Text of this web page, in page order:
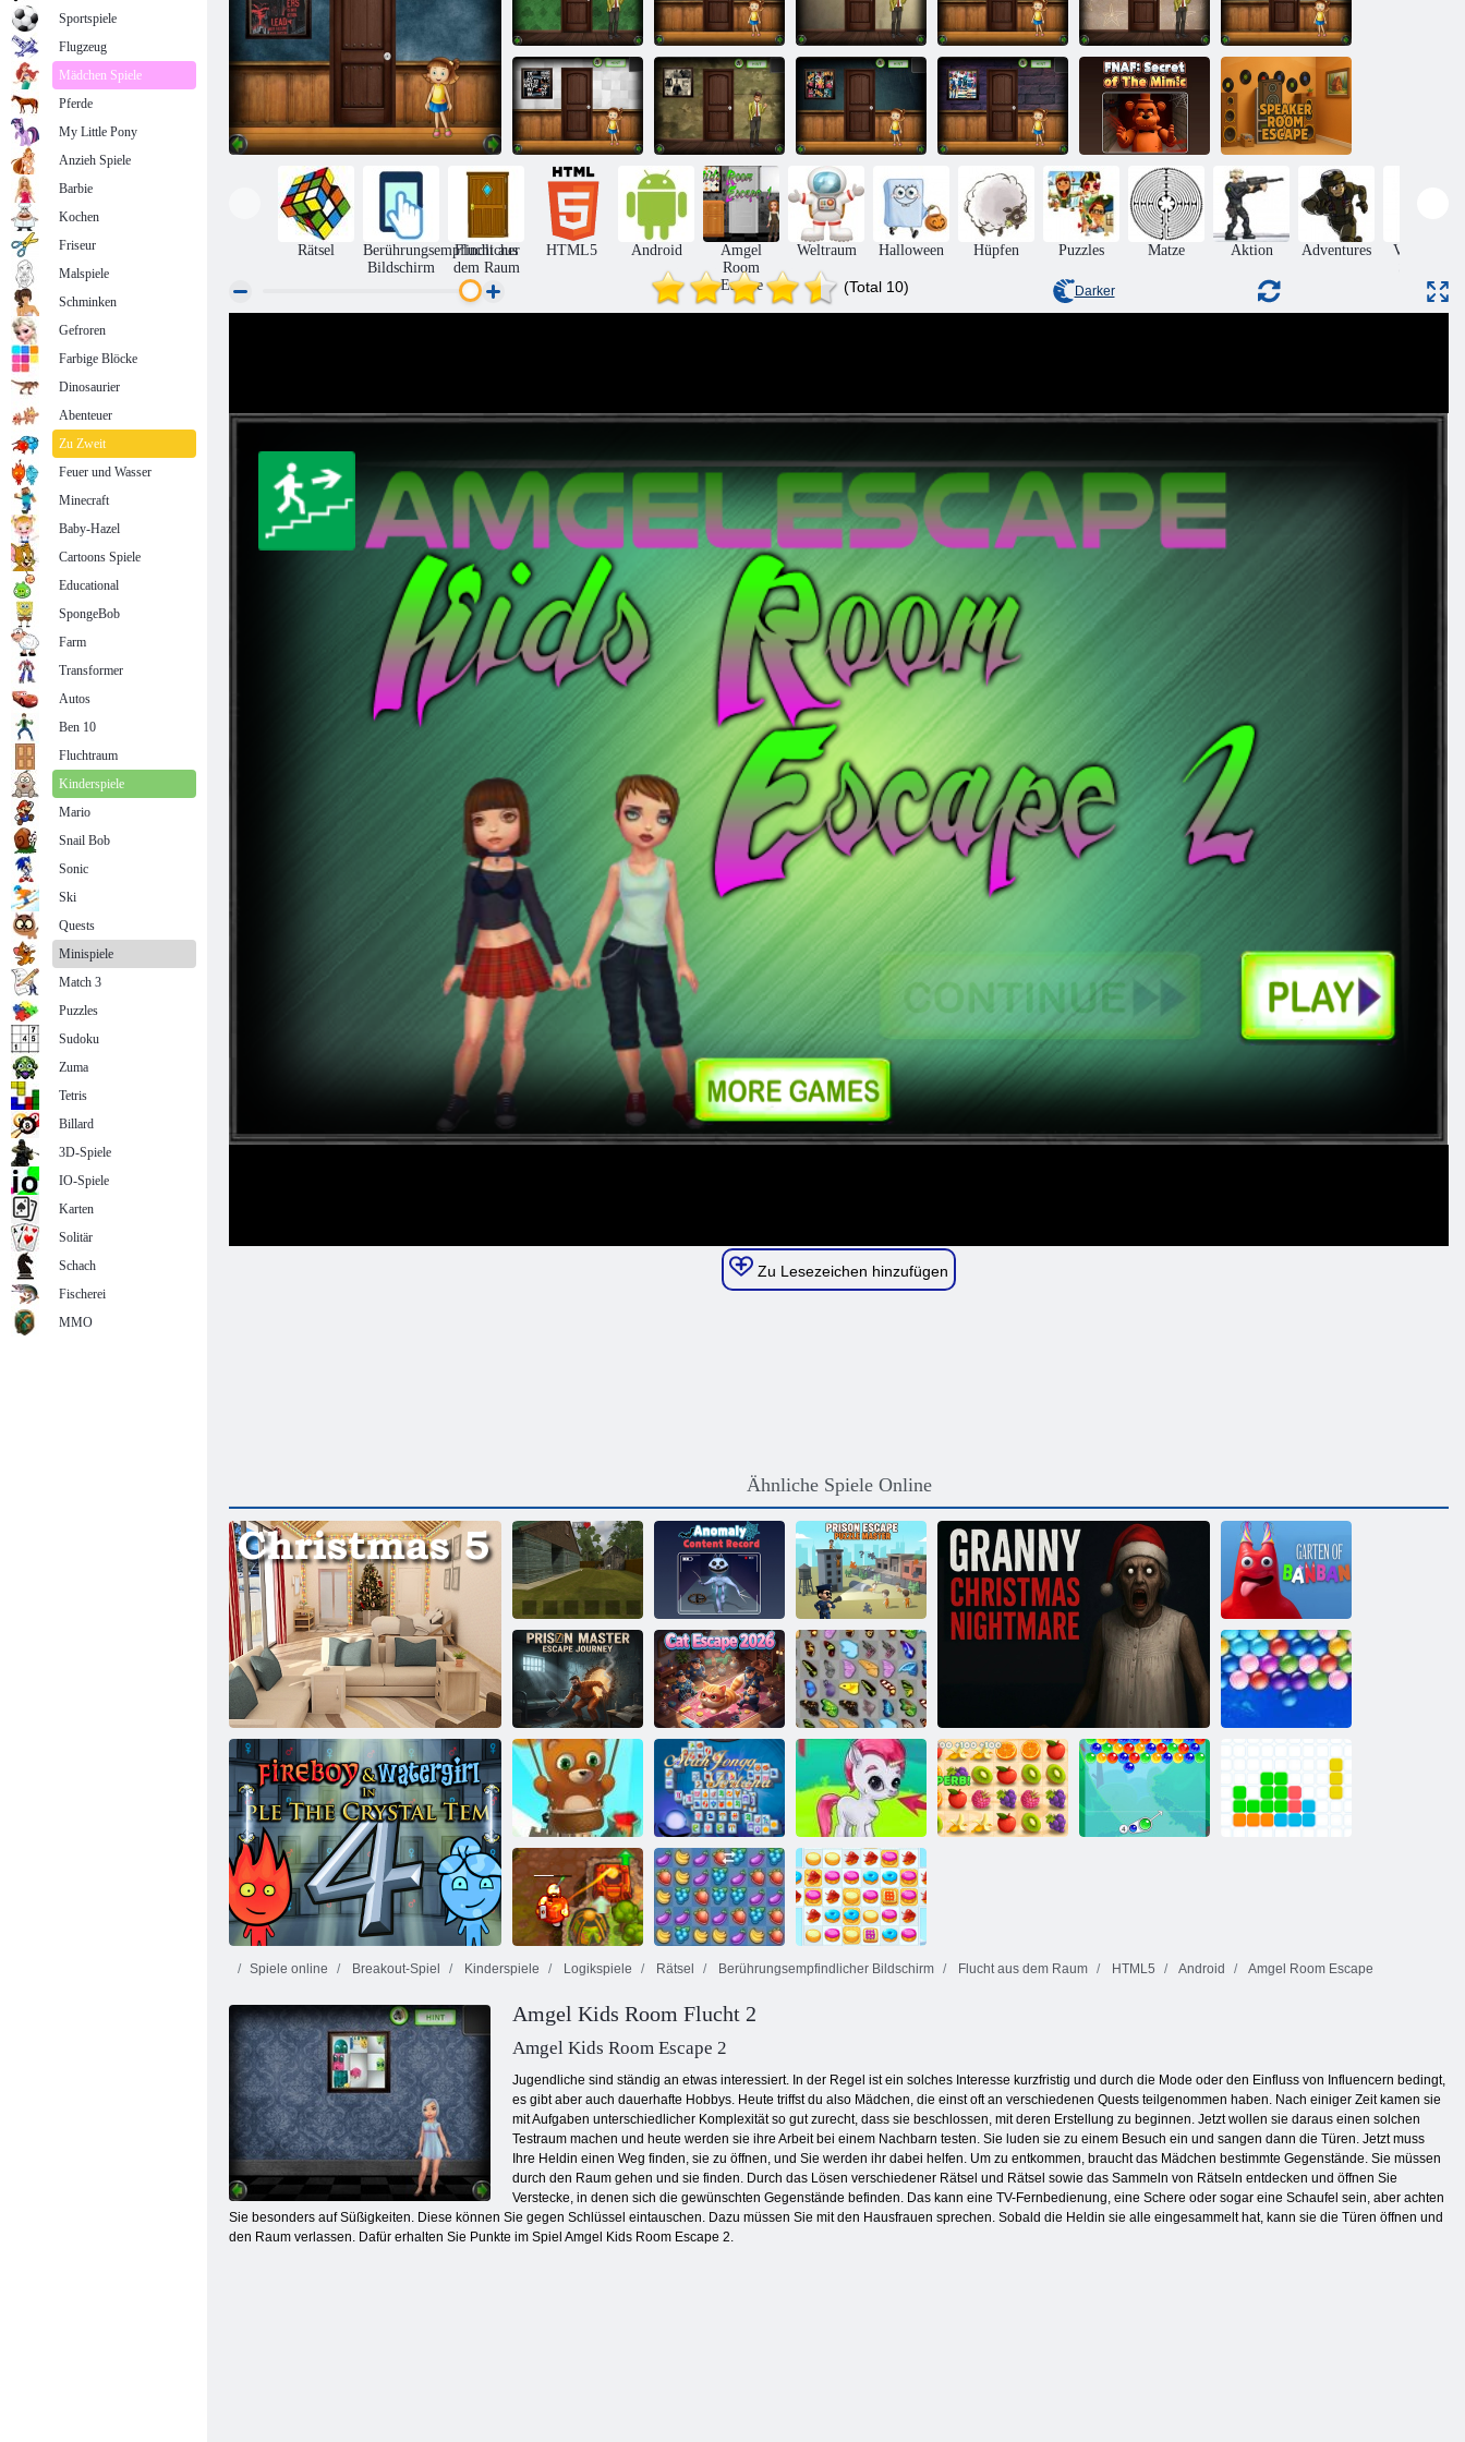
Amgel Easy
Room Flucht
Amgel Kids
Room Flucht
Amgel Easy
Room Flucht
Amgel Kids
Room Flucht
Amgel Easy
Room Flucht
313
Amgel Kids
Room Flucht
338
Amgel Kids
Room Flucht
339
Amgel Easy
Room Flucht
315
Amgel Kids
Room Flucht
340
Amgel Kids
Room Flucht
341
Fnaf Secret: Of
The Mimic
Flucht aus dem
Lautsprecherraum
Rätsel
Berührungsempfindlicher
Bildschirm
Flucht aus
dem Raum
HTML5 Android
Amgel
Room
Escape
Weltraum Halloween Hüpfen Puzzles Matze Aktion Adventures
Verlassen
Raum
(Total 10) Darker
Zu Lesezeichen hinzufügen
Ähnliche Spiele Online
Weihnachten 5
Schoolboy
Escape 2
Anomalie-
Inhaltsdatensatz
Gefängnisflucht-
Rätselmeister
Garten von
BanBan
Gefängnismeister:
Fluchtreise
Katzenflucht
2026
Feuer und Wasser 4: Kristalltempel
Schmetterlings
Kyodai
Endlose Bubbles
Bubble Shooter
endlos
Mahjong
Fortuna
Bubble Gemes -
3 Gewinnt
Verfluchter
Schatz 2
Fruita Crush
Spiele online Breakout-Spiel Kinderspiele Logikspiele Rätsel Berührungsempfindlicher Bildschirm Flucht aus dem Raum HTML5 Android Amgel Room Escape
Amgel Kids Room Flucht 2
Amgel Kids Room Escape 2
Jugendliche sind ständig an etwas interessiert. In der Regel ist ein solches Interesse kurzfristig und durch die Mode oder den Einfluss von Influencern bedingt,
es gibt aber auch dauerhafte Hobbys. Heute triffst du also Mädchen, die einst oft an verschiedenen Quests teilgenommen haben. Nach einiger Zeit kamen sie
mit Aufgaben unterschiedlicher Komplexität so gut zurecht, dass sie beschlossen, mit deren Erstellung zu beginnen. Jetzt wollen sie daraus einen solchen
Testraum machen und heute werden sie ihre Arbeit bei einem Nachbarn testen. Sie luden sie zu einem Besuch ein und sangen dann die Türen. Jetzt muss
Ihre Heldin einen Weg finden, sie zu öffnen, und Sie werden ihr dabei helfen. Um zu entkommen, braucht das Mädchen bestimmte Gegenstände. Sie müssen
durch den Raum gehen und sie finden. Durch das Lösen verschiedener Rätsel und Rätsel sowie das Sammeln von Rätseln entdecken und öffnen Sie
Verstecke, in denen sich die gewünschten Gegenstände befinden. Das kann eine TV-Fernbedienung, eine Schere oder sogar eine Schaufel sein, aber achten
Sie besonders auf Süßigkeiten. Diese können Sie gegen Schlüssel eintauschen. Dazu müssen Sie mit den Hausfrauen sprechen. Sobald die Heldin sie alle eingesammelt hat, kann sie die Türen öffnen und
den Raum verlassen. Dafür erhalten Sie Punkte im Spiel Amgel Kids Room Escape 2.
Sportspiele
Flugzeug
Mädchen Spiele
Pferde
My Little Pony
Anzieh Spiele
Barbie
Kochen
Friseur
Malspiele
Schminken
Gefroren
Farbige Blöcke
Dinosaurier
Abenteuer
Zu Zweit
Feuer und Wasser
Minecraft
Baby-Hazel
Cartoons Spiele
Educational
SpongeBob
Farm
Transformer
Autos
Ben 10
Fluchtraum
Kinderspiele
Mario
Snail Bob
Sonic
Ski
Quests
Minispiele
Match 3
Puzzles
Sudoku
Zuma
Tetris
Billard
3D-Spiele
IO-Spiele
Karten
Solitär
Schach
Fischerei
MMO